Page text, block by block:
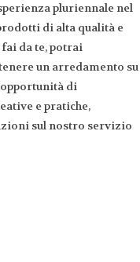
pluriennale nel
di alta qualità e
da te, potrai
un arredamento su
di
e pratiche,
sul nostro servizio